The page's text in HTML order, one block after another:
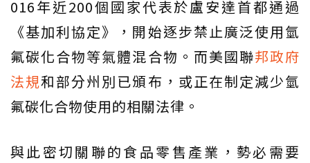
016年近200個國家代表於盧安達首都通過
《基加利協定》，開始逐步禁止廣泛使用氫
氟碳化合物等氣體混合物。而美國聯邦政府
法規和部分州別已頒布，或正在制定減少氫
氟碳化合物使用的相關法律。
與此密切關聯的食品零售產業，勢必需要